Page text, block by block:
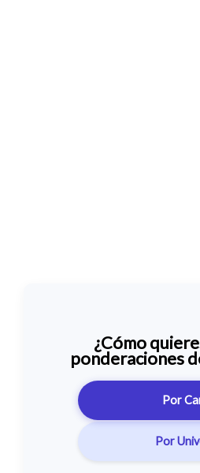
¿Cómo
ponderaciones
Por
Por